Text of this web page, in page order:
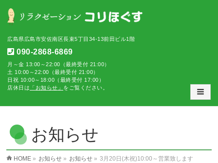
広島県広島市安佐南区長束5丁目34-13前田ビル1階
090-2868-6869
月～金 13:00～22:00（最終受付 21:00）
土 10:00～22:00（最終受付 21:00）
日祝 10:00～18:00（最終受付 17:00）
店休日は 「お知らせ」 をご覧ください。
お知らせ
HOME » お知らせ » お知らせ » 3月20日(木祝)10:00～営業致します